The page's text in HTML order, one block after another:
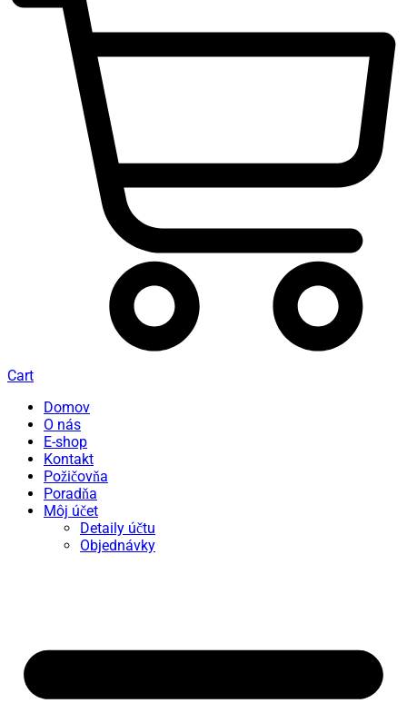
Cart
Domov
O nás
E-shop
Kontakt
Požičovňa
Poradňa
Môj účet
Detaily účtu
Objednávky